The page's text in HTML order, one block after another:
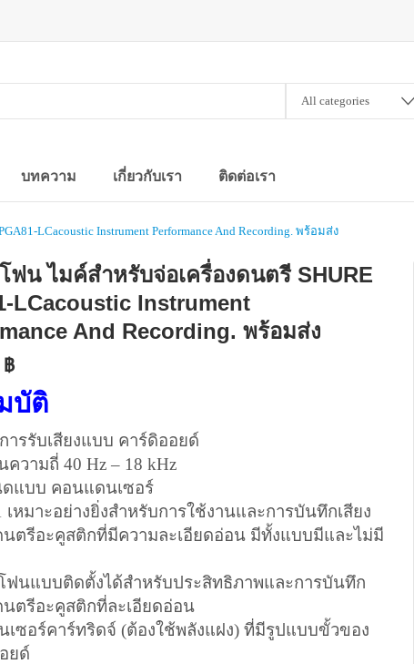
All categories
บทความ เกี่ยวกับเรา ติดต่อเรา
LCacoustic Instrument Performance And Recording. พร้อมส่ง
ฟน ไมค์สำหรับจ่อเครื่องดนตรี SHURE
LCacoustic Instrument
And Recording. พร้อมส่ง
฿
บัติ
ารรับเสียงแบบ คาร์ดิออยด์
ความถี่ 40 Hz – 18 kHz
แบบ คอนแดนเซอร์
เหมาะอย่างยิ่งสำหรับการใช้งานและการบันทึกเสียง
นตรีอะคูสติกที่มีความละเอียดอ่อน มีทั้งแบบมีและไม่มี
ฟนแบบติดตั้งได้สำหรับประสิทธิภาพและการบันทึก
นตรีอะคูสติกที่ละเอียดอ่อน
เซอร์คาร์ทริดจ์ (ต้องใช้พลังแฝง) ที่มีรูปแบบขั้วของ
ยด์